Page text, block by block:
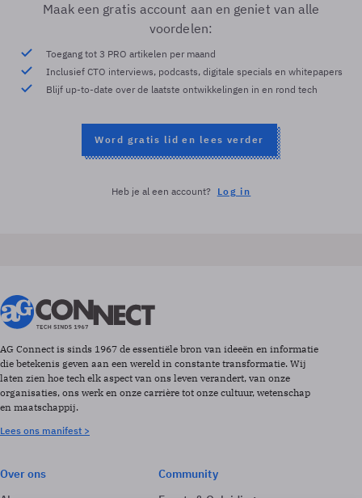
Maak een gratis account aan en geniet van alle
voordelen:
Toegang tot 3 PRO artikelen per maand
Inclusief CTO interviews, podcasts, digitale specials en whitepapers
Blijf up-to-date over de laatste ontwikkelingen in en rond tech
Word gratis lid en lees verder
Heb je al een account? Log in
AG Connect is sinds 1967 de essentiële bron van ideeën en informatie
die betekenis geven aan een wereld in constante transformatie. Wij
laten zien hoe tech elk aspect van ons leven verandert, van onze
organisaties, ons werk en onze carrière tot onze cultuur, wetenschap
en maatschappij.
Lees ons manifest >
Over ons
Community